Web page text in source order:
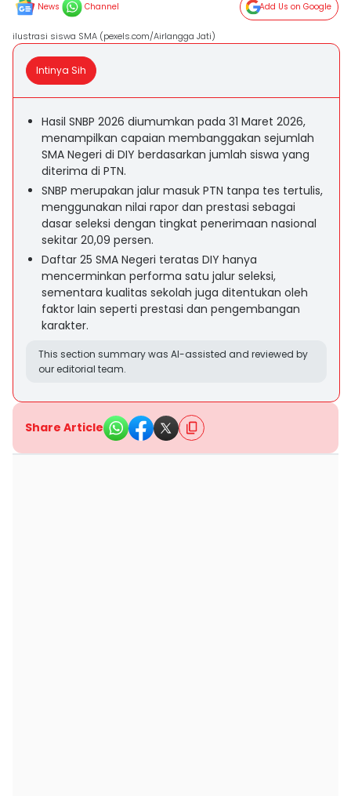
News Channel Add Us on Google
ilustrasi siswa SMA (pexels.com/Airlangga Jati)
Intinya Sih
Hasil SNBP 2026 diumumkan pada 31 Maret 2026,
menampilkan capaian membanggakan sejumlah
SMA Negeri di DIY berdasarkan jumlah siswa yang
diterima di PTN.
SNBP merupakan jalur masuk PTN tanpa tes tertulis,
menggunakan nilai rapor dan prestasi sebagai
dasar seleksi dengan tingkat penerimaan nasional
sekitar 20,09 persen.
Daftar 25 SMA Negeri teratas DIY hanya
mencerminkan performa satu jalur seleksi,
sementara kualitas sekolah juga ditentukan oleh
faktor lain seperti prestasi dan pengembangan
karakter.
This section summary was AI-assisted and reviewed by
our editorial team.
Share Article